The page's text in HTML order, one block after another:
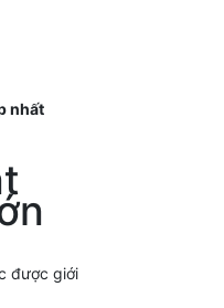
nhất
được giới